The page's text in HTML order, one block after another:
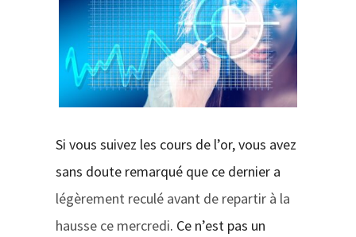
Si vous suivez les cours de l’or, vous avez
sans doute remarqué que ce dernier a
légèrement reculé avant de repartir à la
hausse ce mercredi. Ce n’est pas un